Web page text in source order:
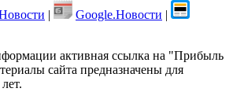
| Google.Новости |
активная ссылка на "Прибыль
сайта предназначены для